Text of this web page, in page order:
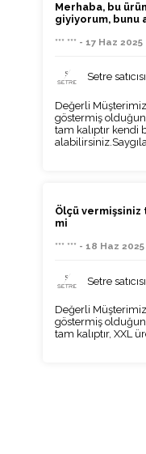
Merhaba, bu
giyiyorum, bunu
*** *** - 17 Haz 2025
Setre
Değerli
göstermiş
tam kalıptır kendi
Ölçü vermişsiniz
mi
*** *** - 18 Haz 2025
Setre
Değerli
göstermiş
tam kalıptır, XXL